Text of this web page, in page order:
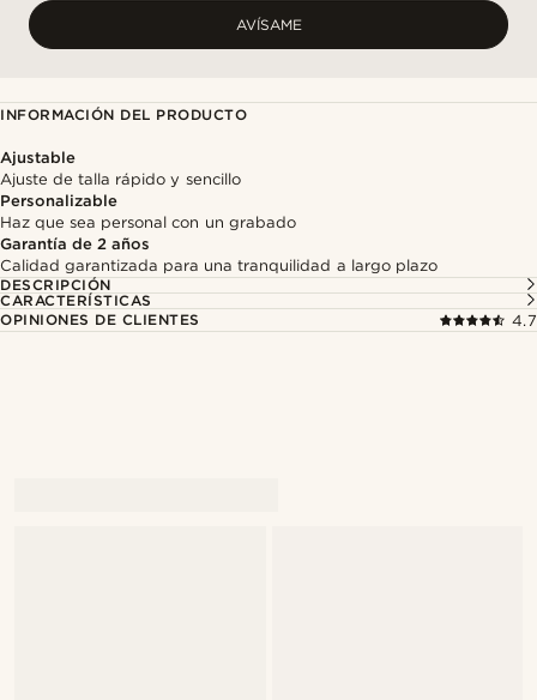
AVÍSAME
INFORMACIÓN DEL PRODUCTO
Ajustable
Ajuste de talla rápido y sencillo
Personalizable
Haz que sea personal con un grabado
Garantía de 2 años
Calidad garantizada para una tranquilidad a largo plazo
DESCRIPCIÓN
CARACTERÍSTICAS
OPINIONES DE CLIENTES
4.7